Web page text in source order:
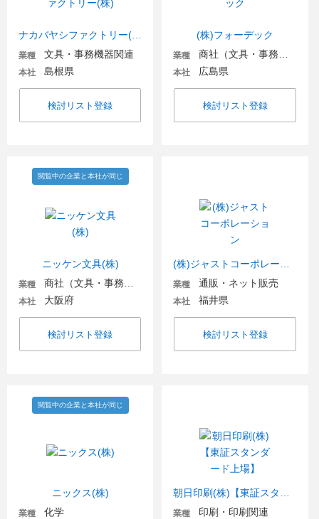
業種 文具・事務機器関連
本社 島根県
検討リスト登録
(株)フォーデック
業種
本社 広島県
検討リスト登録
ニッケン文具(株)
閲覧中の企業と本社が同じ
業種
本社 大阪府
検討リスト登録
業種 通販・ネット販売
本社 福井県
検討リスト登録
ニックス(株)
閲覧中の企業と本社が同じ
業種 化学 業種 印刷・印刷関連